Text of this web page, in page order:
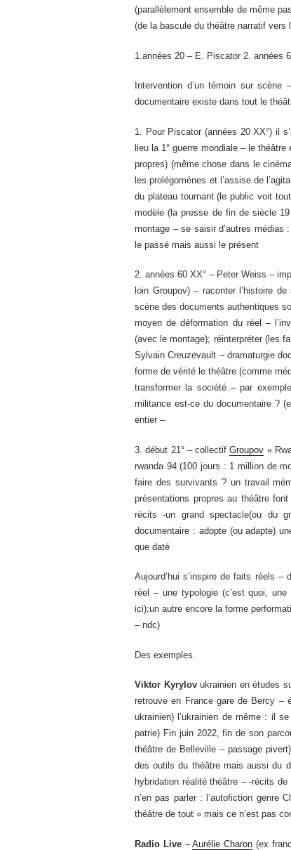
(parallèlement ensemble de même
(de la bascule du théâtre narratif
1.années 20 – E. Piscator 2. années
Intervention d’un témoin sur
documentaire existe dans tout le
1. Pour Piscator (années 20 XX°) il
lieu la 1° guerre mondiale – le
propres) (même chose dans le
les prolégomènes et l’assise de
du plateau tournant (le public voit
modèle (la presse de fin de siècle
montage – se saisir d’autres
le passé mais aussi le présent
2. années 60 XX° – Peter Weiss –
loin Groupov) – raconter l’histoire
scène des documents authentiques
moyen de déformation du réel –
(avec le montage); réinterpréter (les
Sylvain Creuzevault – dramaturgie
forme de vérité le théâtre (comme
transformer la société – par
militance est-ce du documentaire ?
entier –
3. début 21° – collectifGroupov «
rwanda 94 (100 jours : 1 million de
faire des survivants ? un travail
présentations propres au théâtre
récits -un grand spectacle(ou du
documentaire : adopte (ou adapte)
que daté
Aujourd’hui s’inspire de faits réels
réel – une typologie (c’est quoi,
ici);un autre encore la forme
– ndc)
Des exemples.
Viktor Kyrylovukrainien en études
retrouve en France gare de Bercy –
ukrainien) l’ukrainien de même : il
patrie) Fin juin 2022, fin de son
théâtre de Belleville – passage
des outils du théâtre mais aussi du
hybridation réalité théâtre – -récits
n’en pas parler : l’autofiction genre
théâtre de tout » mais ce n’est pas
Radio Live–Aurélie Charon (ex